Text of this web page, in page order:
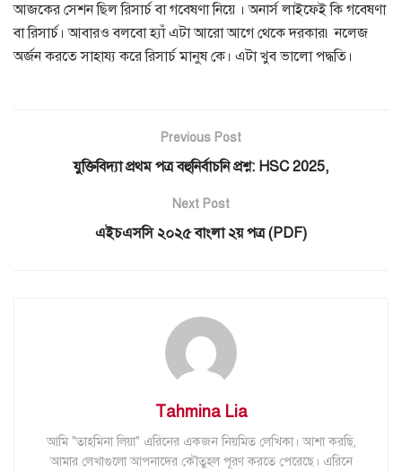
আজকের সেশন ছিল রিসার্চ বা গবেষণা নিয়ে । অনার্স লাইফেই কি গবেষণা
বা রিসার্চ। আবারও বলবো হ্যাঁ এটা আরো আগে থেকে দরকার৷ নলেজ
অর্জন করতে সাহায্য করে রিসার্চ মানুষ কে। এটা খুব ভালো পদ্ধতি।
Previous Post
যুক্তিবিদ্যা প্রথম পত্র বহুনির্বাচনি প্রশ্ন: HSC 2025,
Next Post
এইচএসসি ২০২৫ বাংলা ২য় পত্র (PDF)
Tahmina Lia
আমি "তাহমিনা লিয়া" এরিনের একজন নিয়মিত লেখিকা। আশা করছি,
আমার লেখাগুলো আপনাদের কৌতুহল পূরণ করতে পেরেছে। এরিনে